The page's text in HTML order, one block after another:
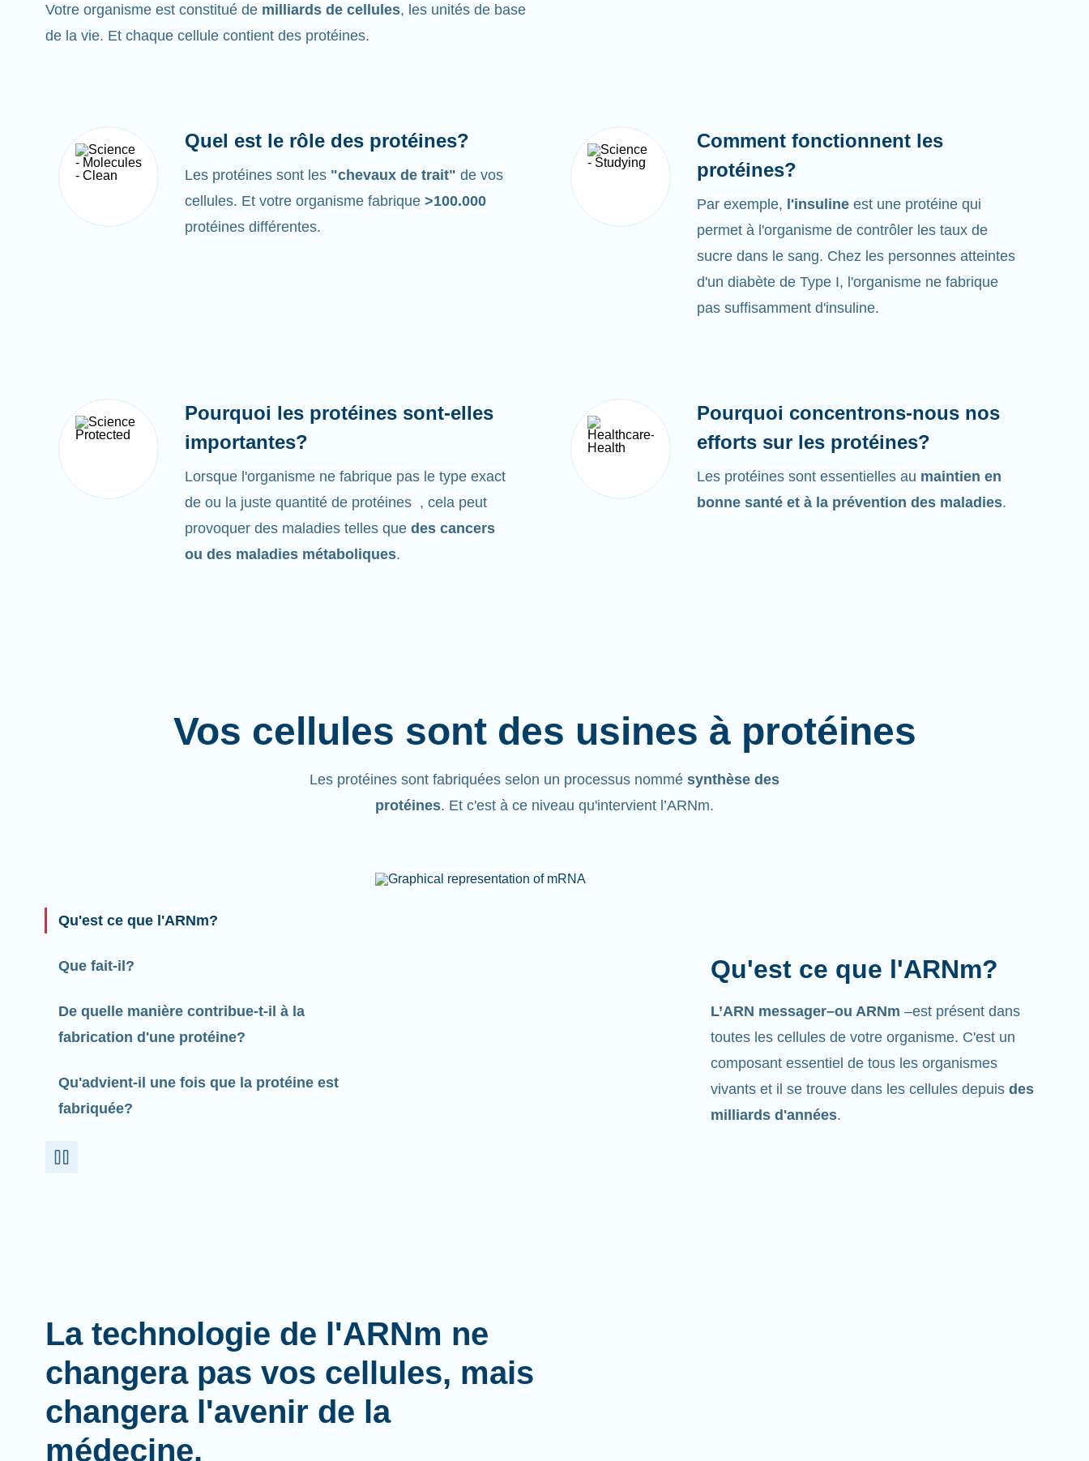
Votre organisme est constitué de milliards de cellules, les unités de base
de la vie. Et chaque cellule contient des protéines.
Quel est le rôle des protéines?
Les protéines sont les "chevaux de trait" de vos
cellules. Et votre organisme fabrique >100.000
protéines différentes.
Comment fonctionnent les
protéines?
Par exemple, l'insuline est une protéine qui
permet à l'organisme de contrôler les taux de
sucre dans le sang. Chez les personnes atteintes
d'un diabète de Type I, l'organisme ne fabrique
pas suffisamment d'insuline.
Pourquoi les protéines sont-elles
importantes?
Lorsque l'organisme ne fabrique pas le type exact
de ou la juste quantité de protéines , cela peut
provoquer des maladies telles que des cancers
ou des maladies métaboliques.
Pourquoi concentrons-nous nos
efforts sur les protéines?
Les protéines sont essentielles au maintien en
bonne santé et à la prévention des maladies.
Vos cellules sont des usines à protéines
Les protéines sont fabriquées selon un processus nommé synthèse des
protéines. Et c'est à ce niveau qu'intervient l’ARNm.
Qu'est ce que l'ARNm?
Que fait-il?
De quelle manière contribue-t-il à la
fabrication d'une protéine?
Qu'advient-il une fois que la protéine est
fabriquée?
Qu'est ce que l'ARNm?
L’ARN messager–ou ARNm–est présent dans
toutes les cellules de votre organisme. C'est un
composant essentiel de tous les organismes
vivants et il se trouve dans les cellules depuisdes
milliards d'années.
La technologie de l'ARNm ne
changera pas vos cellules, mais
changera l'avenir de la
médecine.